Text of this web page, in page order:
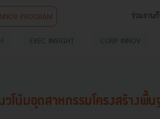
PROGRAM ร่วมงานกั
EXEC INSIGHT CORP INNOV
วโน้มอุตสาหกรรมโครงสร้างพื้